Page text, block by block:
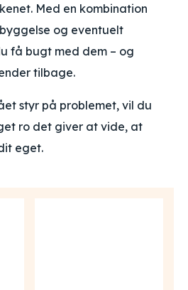
Med en kombination
og eventuelt
få bugt med dem – og
tilbage.
styr på problemet, vil du
ro det giver at vide, at
eget.